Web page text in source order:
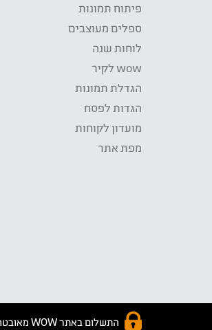
פיתוח תמונות
ספלים מעוצבים
לוחות שנה
wow לקיר
הגדלת תמונות
הגדות לפסח
מועדון לקוחות
מפת אתר
התשלום באתר WOW מאובטח בטכנולוגית SSL